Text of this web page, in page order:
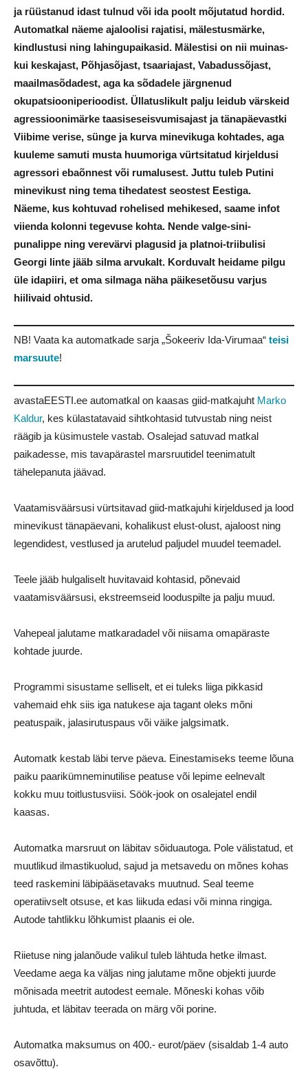
ja rüüstanud idast tulnud või ida poolt mõjutatud hordid.
Automatkal näeme ajaloolisi rajatisi, mälestusmärke,
kindlustusi ning lahingupaikasid. Mälestisi on nii muinas-
kui keskajast, Põhjasõjast, tsaariajast, Vabadussõjast,
maailmasõdadest, aga ka sõdadele järgnenud
okupatsiooniperioodist. Üllatuslikult palju leidub värskeid
agressioonimärke taasiseseisvumisajast ja tänapäevastki
Viibime verise, sünge ja kurva minevikuga kohtades, aga
kuuleme samuti musta huumoriga vürtsitatud kirjeldusi
agressori ebaõnnest või rumalusest. Juttu tuleb Putini
minevikust ning tema tihedatest seostest Eestiga.
Näeme, kus kohtuvad rohelised mehikesed, saame infot
viienda kolonni tegevuse kohta. Nende valge-sini-
punalippe ning verevärvi plagusid ja platnoi-triibulisi
Georgi linte jääb silma arvukalt. Korduvalt heidame pilgu
üle idapiiri, et oma silmaga näha päikesetõusu varjus
hiilivaid ohtusid.
NB! Vaata ka automatkade sarja „Šokeeriv Ida-Virumaa“ teisi
marsuute!
avastaEESTI.ee automatkal on kaasas giid-matkajuht Marko
Kaldur, kes külastatavaid sihtkohtasid tutvustab ning neist
räägib ja küsimustele vastab. Osalejad satuvad matkal
paikadesse, mis tavapärastel marsruutidel teenimatult
tähelepanuta jäävad.
Vaatamisväärsusi vürtsitavad giid-matkajuhi kirjeldused ja lood
minevikust tänapäevani, kohalikust elust-olust, ajaloost ning
legendidest, vestlused ja arutelud paljudel muudel teemadel.
Teele jääb hulgaliselt huvitavaid kohtasid, põnevaid
vaatamisväärsusi, ekstreemseid looduspilte ja palju muud.
Vahepeal jalutame matkaradadel või niisama omapäraste
kohtade juurde.
Programmi sisustame selliselt, et ei tuleks liiga pikkasid
vahemaid ehk siis iga natukese aja tagant oleks mõni
peatuspaik, jalasirutuspaus või väike jalgsimatk.
Automatk kestab läbi terve päeva. Einestamiseks teeme lõuna
paiku paarikümneminutilise peatuse või lepime eelnevalt
kokku muu toitlustusviisi. Söök-jook on osalejatel endil
kaasas.
Automatka marsruut on läbitav sõiduautoga. Pole välistatud, et
muutlikud ilmastikuolud, sajud ja metsavedu on mõnes kohas
teed raskemini läbipääsetavaks muutnud. Seal teeme
operatiivselt otsuse, et kas liikuda edasi või minna ringiga.
Autode tahtlikku lõhkumist plaanis ei ole.
Riietuse ning jalanõude valikul tuleb lähtuda hetke ilmast.
Veedame aega ka väljas ning jalutame mõne objekti juurde
mõnisada meetrit autodest eemale. Mõneski kohas võib
juhtuda, et läbitav teerada on märg või porine.
Automatka maksumus on 400.- eurot/päev (sisaldab 1-4 auto
osavõttu).